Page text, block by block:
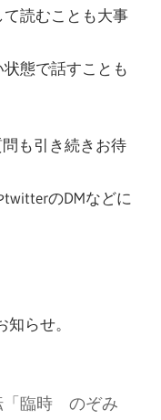
読むことも大事
状態で話すことも
も引き続きお待
のDMなどに
らせ。
「臨時 のぞみ